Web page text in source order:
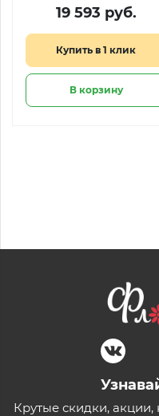
19 593 руб.
Купить в 1 клик
В корзину
Крутые скидки,